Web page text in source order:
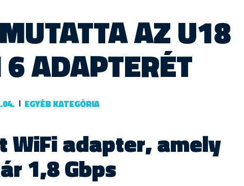
AZ U18
ADAPTERÉT
EGYÉB KATEGÓRIA
WiFi adapter, amely
1,8 Gbps